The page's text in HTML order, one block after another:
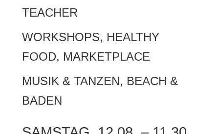
TEACHER
WORKSHOPS, HEALTHY
FOOD, MARKETPLACE
MUSIK & TANZEN, BEACH &
BADEN